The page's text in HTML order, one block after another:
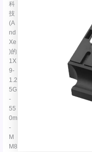
科
技
(A
nd
Xe
)的
1X
9-
1.2
5G
-
55
0m
-
M
M8